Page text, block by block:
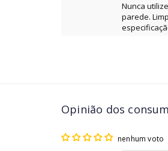
Nunca
parede.
Opinião dos
nenhum voto